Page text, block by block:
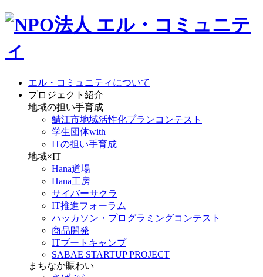
エル・コミュニティについて
プロジェクト紹介
地域の担い手育成
鯖江市地域活性化プランコンテスト
学生団体with
ITの担い手育成
地域×IT
Hana道場
Hana工房
サイバーサクラ
IT推進フォーラム
ハッカソン・プログラミングコンテスト
商品開発
ITブートキャンプ
SABAE STARTUP PROJECT
まちなか賑わい